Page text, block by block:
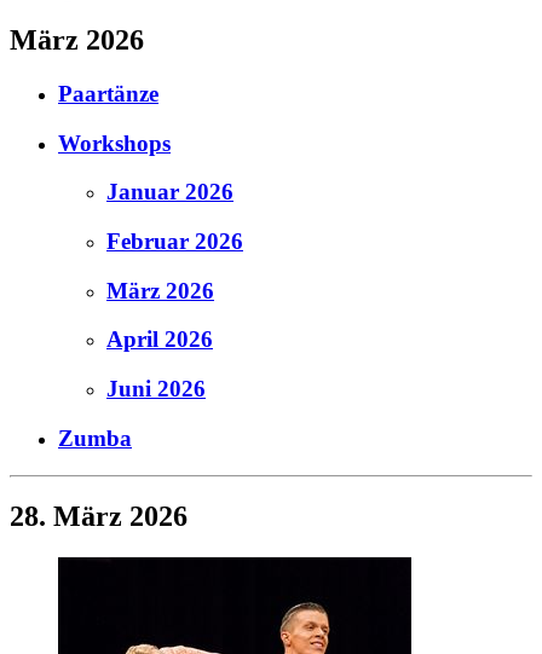
März 2026
Paartänze
Workshops
Januar 2026
Februar 2026
März 2026
April 2026
Juni 2026
Zumba
28. März 2026